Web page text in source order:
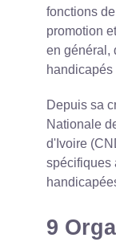
fonctions
promotion
en général,
handicapés
Depuis sa
Nationale
d'Ivoire
spécifiques
9